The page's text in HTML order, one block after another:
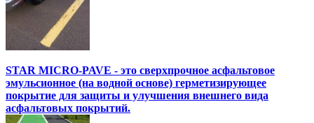
STAR MICRO-PAVE - это сверхпрочное асфальтовое
эмульсионное (на водной основе) герметизирующее
покрытие для защиты и улучшения внешнего вида
асфальтовых покрытий.